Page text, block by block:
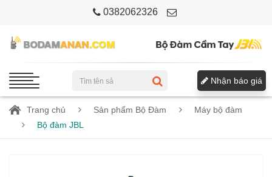
0382062326
Nhận báo giá
Trang chủ Sản phẩm Bộ Đàm
Máy bộ đàm
Bộ đàm JBL